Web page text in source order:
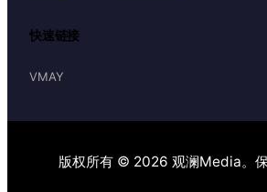
快速链接
VMAY
版权所有 © 2026 观澜Media。保